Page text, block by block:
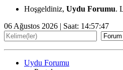
Hoşgeldiniz, Uydu Forumu.
06 Ağustos 2026 | Saat: 14:57:49
Uydu Forumu